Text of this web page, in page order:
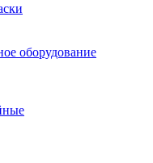
оборудование